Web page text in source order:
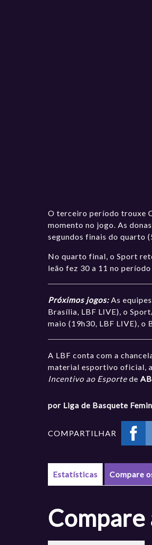
O terceiro período trouxe
momento no jogo. As
segundos finais do quarto
No quarto final, o Sport
leão fez 30 a 11 no
Próximos jogos:As
Brasília, LBF LIVE), o
maio (19h30, LBF LIVE),
A LBF conta com a
material esportivo oficial, a
Incentivo ao Esporte de
por Liga de Basquete
COMPARTILHAR
Estatísticas Compare